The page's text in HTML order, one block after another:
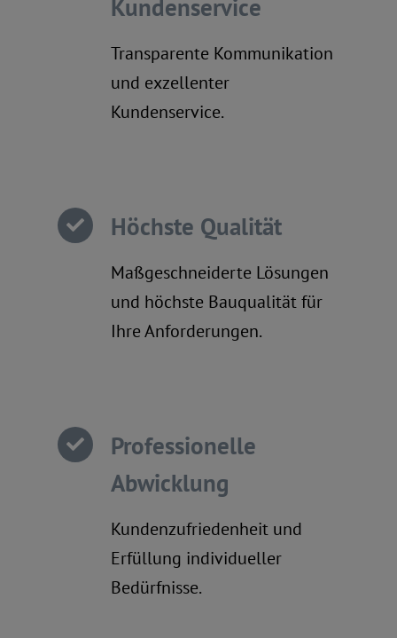
Kundenservice
Transparente Kommunikation
und exzellenter
Kundenservice.
Höchste Qualität
Maßgeschneiderte Lösungen
und höchste Bauqualität für
Ihre Anforderungen.
Professionelle
Abwicklung
Kundenzufriedenheit und
Erfüllung individueller
Bedürfnisse.